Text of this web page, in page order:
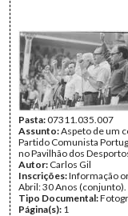
Pasta:07311.035.007
Assunto:Aspeto de um
Partido Comunista
no Pavilhão dos
Autor: Carlos Gil
Inscrições:Informação
Abril: 30 Anos (conjunto).
Tipo Documental:
Página(s): 1